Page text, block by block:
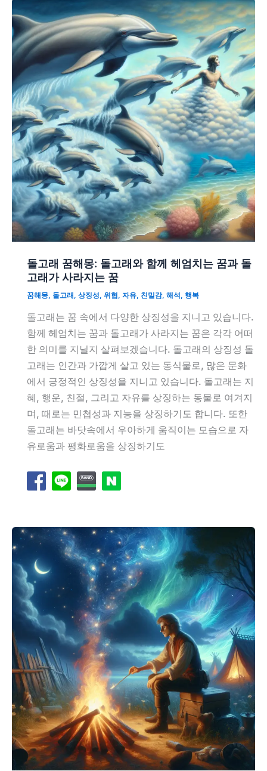
돌고래 꿈해몽: 돌고래와 함께 헤엄치는 꿈과 돌
고래가 사라지는 꿈
꿈해몽, 돌고래, 상징성, 위협, 자유, 친밀감, 해석, 행복
돌고래는 꿈 속에서 다양한 상징성을 지니고 있습니다.
함께 헤엄치는 꿈과 돌고래가 사라지는 꿈은 각각 어떠
한 의미를 지닐지 살펴보겠습니다. 돌고래의 상징성 돌
고래는 인간과 가깝게 살고 있는 동식물로, 많은 문화
에서 긍정적인 상징성을 지니고 있습니다. 돌고래는 지
혜, 행운, 친절, 그리고 자유를 상징하는 동물로 여겨지
며, 때로는 민첩성과 지능을 상징하기도 합니다. 또한
돌고래는 바닷속에서 우아하게 움직이는 모습으로 자
유로움과 평화로움을 상징하기도